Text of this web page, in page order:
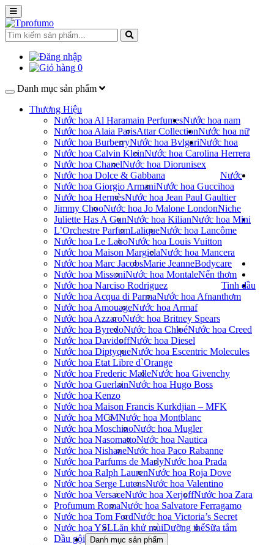
0
Danh mục sản phẩm
Thương Hiệu
Nước hoa Al Haramain Perfumes
Nước hoa Alaia ParisAttar Collection
Nước hoa BurberryNước hoa Bvlgari
Nước hoa Calvin KleinNước hoa Carolina Herrera
Nước hoa ChanelNước hoa Dior
Nước hoa Dolce & Gabbana
Nước hoa Giorgio ArmaniNước hoa Gucci
Nước hoa HermèsNước hoa Jean Paul Gaultier
Jimmy ChooNước hoa Jo Malone London
Juliette Has A GunNước hoa Kilian
L’Orchestre ParfumLaliqueNước hoa Lancôme
Nước hoa Le LaboNước hoa Louis Vuitton
Nước hoa Maison MargielaNước hoa Mancera
Nước hoa Marc JacobsMarie Jeanne
Nước hoa MissoniNước hoa Montale
Nước hoa Narciso Rodriguez
Nước hoa Acqua di ParmaNước hoa Afnan
Nước hoa AmouageNước hoa Armaf
Nước hoa AzzaroNước hoa Britney Spears
Nước hoa ByredoNước hoa ChloéNước hoa Creed
Nước hoa DavidoffNước hoa Diesel
Nước hoa DiptyqueNước hoa Escentric Molecules
Nước hoa Etat Libre d`Orange
Nước hoa Frederic MalleNước hoa Givenchy
Nước hoa GuerlainNước hoa Hugo Boss
Nước hoa Kenzo
Nước hoa Maison Francis Kurkdjian – MFK
Nước hoa MCMNước hoa Montblanc
Nước hoa MoschinoNước hoa Mugler
Nước hoa NasomattoNước hoa Nautica
Nước hoa NishaneNước hoa Paco Rabanne
Nước hoa Parfums de MarlyNước hoa Prada
Nước hoa Ralph LaurenNước hoa Roja Dove
Nước hoa Serge LutensNước hoa Valentino
Nước hoa VersaceNước hoa XerjoffNước hoa Zara
Profumum RomaNước hoa Salvatore Ferragamo
Nước hoa Tom FordNước hoa Victoria’s Secret
Nước hoa YSL
Nước hoa nam
Nước hoa nữ
Nước hoa
unisex
Nước
hoa
Niche
Nước hoa Mini
Bodycare
Lăn khử mùiDưỡng thểSữa tắm
Dầu gội
Nến thơm
Tinh dầu
thơm
Danh mục sản phẩm